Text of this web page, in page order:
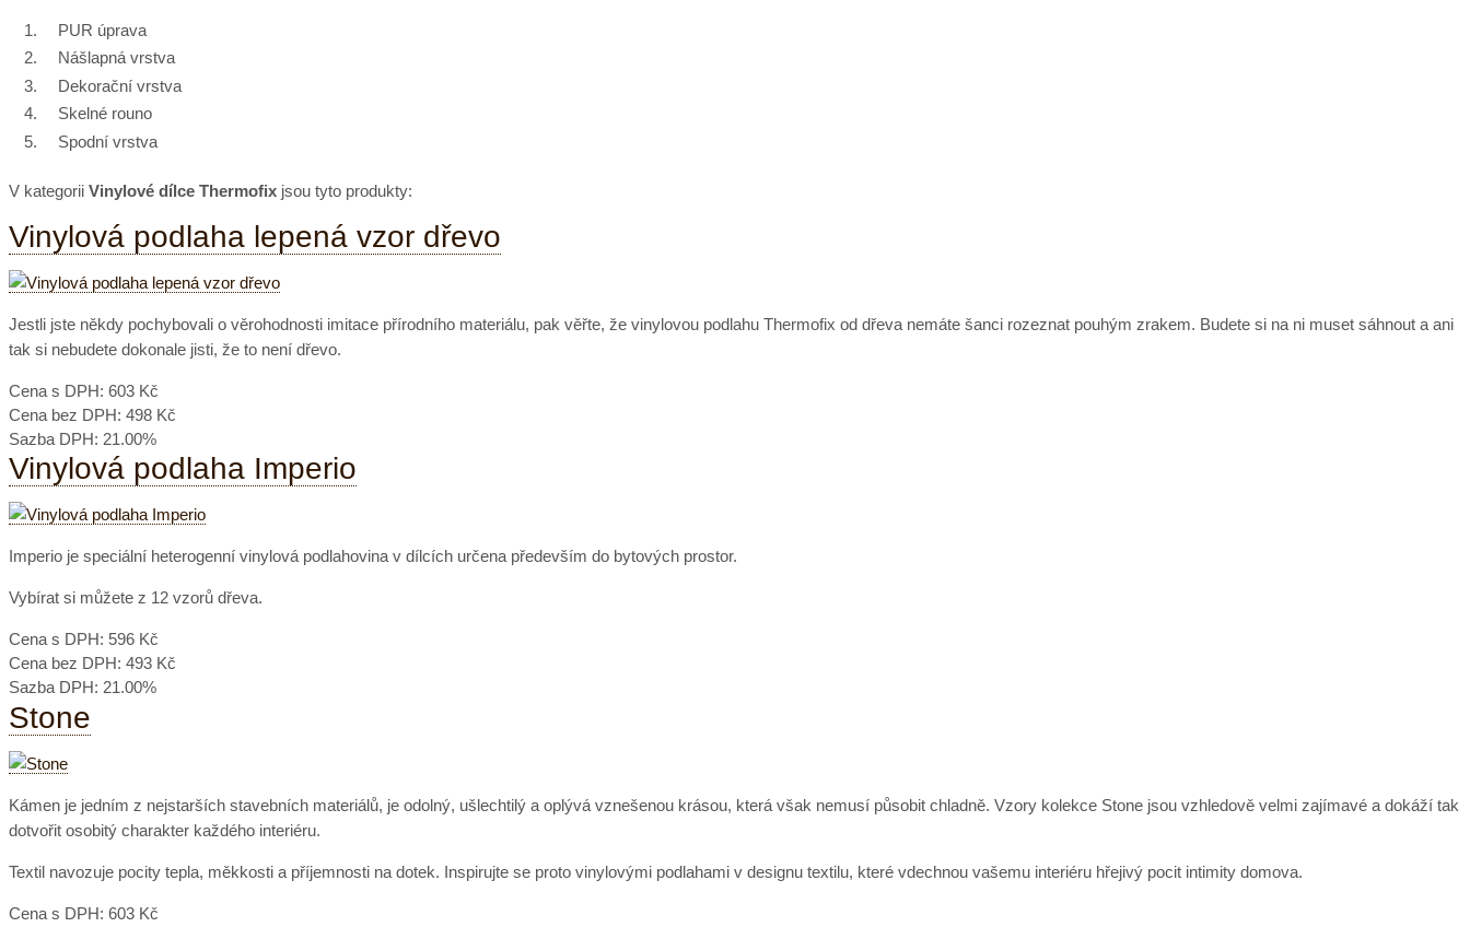
PUR úprava
Nášlapná vrstva
Dekorační vrstva
Skelné rouno
Spodní vrstva
V kategorii Vinylové dílce Thermofix jsou tyto produkty:
Vinylová podlaha lepená vzor dřevo
Jestli jste někdy pochybovali o věrohodnosti imitace přírodního materiálu, pak věřte, že vinylovou podlahu Thermofix od dřeva nemáte šanci rozeznat pouhým zrakem. Budete si na ni muset sáhnout a ani
tak si nebudete dokonale jisti, že to není dřevo.
Cena s DPH: 603 Kč
Cena bez DPH: 498 Kč
Sazba DPH: 21.00%
Vinylová podlaha Imperio
Imperio je speciální heterogenní vinylová podlahovina v dílcích určena především do bytových prostor.
Vybírat si můžete z 12 vzorů dřeva.
Cena s DPH: 596 Kč
Cena bez DPH: 493 Kč
Sazba DPH: 21.00%
Stone
Kámen je jedním z nejstarších stavebních materiálů, je odolný, ušlechtilý a oplývá vznešenou krásou, která však nemusí působit chladně. Vzory kolekce Stone jsou vzhledově velmi zajímavé a dokáží tak
dotvořit osobitý charakter každého interiéru.
Textil navozuje pocity tepla, měkkosti a příjemnosti na dotek. Inspirujte se proto vinylovými podlahami v designu textilu, které vdechnou vašemu interiéru hřejivý pocit intimity domova.
Cena s DPH: 603 Kč